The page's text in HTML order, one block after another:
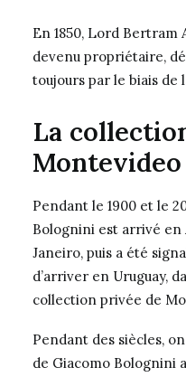
En 1850, Lord Bertram
devenu propriétaire,
toujours par le biais de
La
Montevideo
Pendant le 1900 et le
Bolognini est arrivé en
Janeiro, puis a été
d’arriver en Uruguay,
collection privée de
Pendant des siècles,
de Giacomo Bolognini